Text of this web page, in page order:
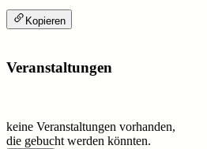
Kopieren
Veranstaltungen
keine Veranstaltungen vorhanden,
die gebucht werden könnten.